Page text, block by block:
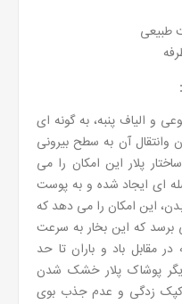
طبیعی
و الیاف پنبه، به گونه ای
آن به سطح بیرونی
پلار این امکان را می
ای ایجاد شده و به پوست
این امکان را می دهد که
برسد که این بخار به سرعت
مقابل باد و باران تا حد
پوشاک پلار خشک شدن
کپک زدگی و عدم جذب بوی